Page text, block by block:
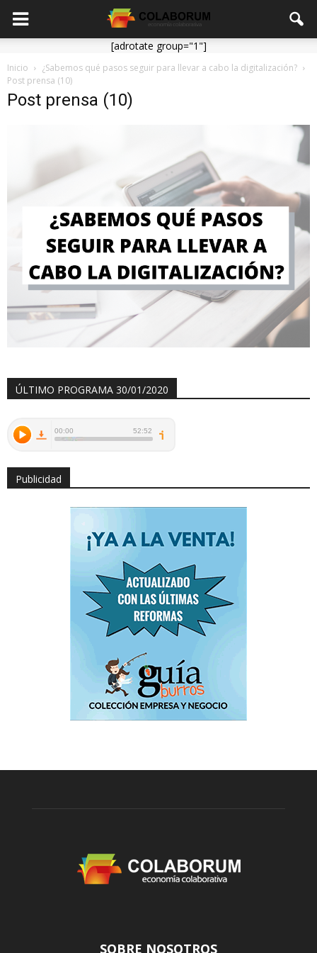
[adrotate group="1"]
Inicio
¿Sabemos qué pasos seguir para llevar a cabo la digitalización?
Post prensa (10)
Post prensa (10)
ÚLTIMO PROGRAMA 30/01/2020
Publicidad
SOBRE NOSOTROS